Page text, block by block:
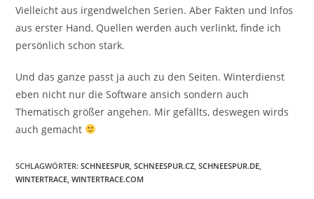
Vielleicht aus irgendwelchen Serien. Aber Fakten und Infos
aus erster Hand, Quellen werden auch verlinkt, finde ich
persönlich schon stark.
Und das ganze passt ja auch zu den Seiten. Winterdienst
eben nicht nur die Software ansich sondern auch
Thematisch größer angehen. Mir gefällts, deswegen wirds
auch gemacht
SCHLAGWÖRTER:SCHNEESPUR SCHNEESPUR.CZ SCHNEESPUR.DE
WINTERTRACE WINTERTRACE.COM